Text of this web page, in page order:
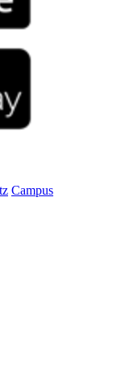
Campus